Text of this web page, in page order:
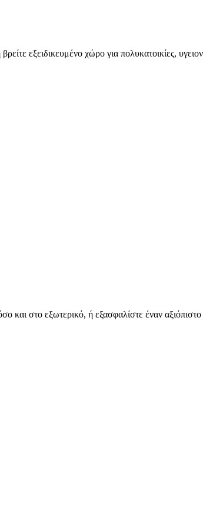
εξειδικευμένο χώρο για πολυκατοικίες,
και στο εξωτερικό, ή εξασφαλίστε έναν